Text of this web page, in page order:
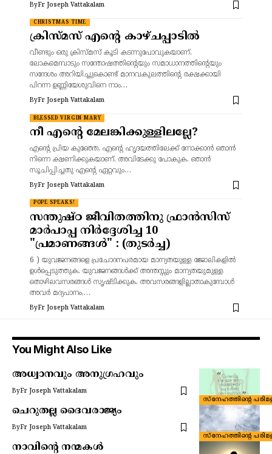
ByFr Joseph Vattakalam
CHRISTMAS TIME
ക്രിസ്മസ് എന്റെ കാഴ്ചപ്പാടിൽ
വീണ്ടും ഒരു ക്രിസ്മസ് കൂടി കടന്നുപോവുകയാണ്.
ലോകമെമ്പാടും സന്തോഷത്തിന്റെയും സമാധാനത്തിന്റെയും
സന്ദേശം അറിയിച്ചുകൊണ്ട് മാനവകുലത്തിന്റെ രക്ഷക്കായി
പിറന്ന ഉണ്ണിയേശുവിനെ നാം…
ByFr Joseph Vattakalam
BLESSED VIRGIN MARY
നീ എന്റെ മേലങ്കിക്കുള്ളിലല്ലേ?
എന്റെ പ്രിയ കുഞ്ഞേ, എന്റെ ഹൃദയത്തിലേക്ക് നോക്കാൻ ഞാൻ
നിന്നെ ക്ഷണിക്കുകയാണ്. അവിടേക്കു പോകുക. ഞാൻ
സൂചിപ്പിച്ചതു എന്റെ ഏറ്റവും…
ByFr Joseph Vattakalam
POPE SPEAKS!
സന്തുഷ്‌ഠ ജീവിതത്തിനു ഫ്രാൻസിസ്
മാർപാപ്പ നിർദ്ദേശിച്ച 10
"പ്രമാണങ്ങൾ" : (തുടർച്ച)
6 ) യുവജനങ്ങളെ പ്രചോദനപരമായ മാന്യതയുള്ള ജോലികളിൽ
ഉൾപ്പെടുത്തുക. യുവജനങ്ങൾക്ക്‌ അന്തസ്സും മാന്യതയുമുള്ള
തൊഴിലവസരങ്ങൾ സൃഷ്ടിക്കുക. അവസരങ്ങളില്ലാതാകുമ്പോൾ
അവർ മദ്യപാനം,…
ByFr Joseph Vattakalam
You Might Also Like
സ്നേഹത്തിന്റെ
അധ്വാനവും അനുഗ്രഹവും
ByFr Joseph Vattakalam
സ്നേഹത്തിന്റെ
ചെറുതല്ല ദൈവരാജ്യം
ByFr Joseph Vattakalam
നാവിന്റെ നന്മകൾ